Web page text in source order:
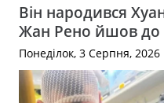
Він народився
Жан Рено йшов до
Понеділок, 3 Серпня, 2026